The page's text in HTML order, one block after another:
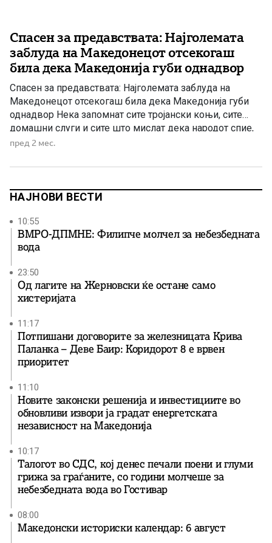
Спасен за предавствата: Најголемата
заблуда на Македонецот отсекогаш
била дека Македонија губи однадвор
Спасен за предавствата: Најголемата заблуда на
Македонецот отсекогаш била дека Македонија губи
однадвор Нека запомнат сите тројански коњи, сите
домашни слуги и сите што мислат дека народот спие,
пишува музичарот Музичарот Спасен Сиљановски со
него додека постои барем еден Македонец што не
пред 2 мес.
НАЈНОВИ ВЕСТИ
10:55
ВМРО-ДПМНЕ: Филипче молчел за небезбедната
вода
23:50
Од лагите на Жерновски ќе остане само
хистеријата
11:17
Потпишани договорите за железницата Крива
Паланка – Деве Баир: Коридорот 8 е врвен
приоритет
11:10
Новите законски решенија и инвестициите во
обновливи извори ја градат енергетската
независност на Македонија
10:17
Талогот во СДС, кој денес печали поени и глуми
грижа за граѓаните, со години молчеше за
небезбедната вода во Гостивар
08:00
Македонски историски календар: 6 август